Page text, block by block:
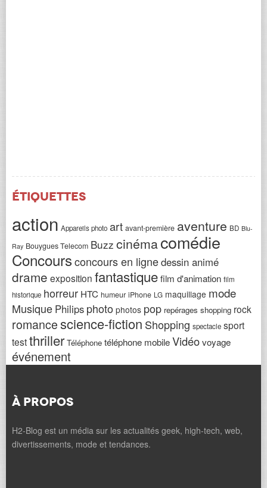
Étiquettes
action Appareils photo art avant-première aventure BD Blu-
Ray Bouygues Telecom Buzz cinémacomédie
Concoursconcours en lignedessin animé
drame exposition fantastiquefilm d'animation film
historique horreur HTC humeur iPhone LG maquillage mode
Musique Philips photo photos pop repérages shopping rock
romancescience-fiction Shopping spectacle sport
testthriller Téléphone téléphone mobileVidéovoyage
événement
À PROPOS
H2-Blog est un média sur les actualités geek, high-tech, web,
divertissements, mode et tendances.